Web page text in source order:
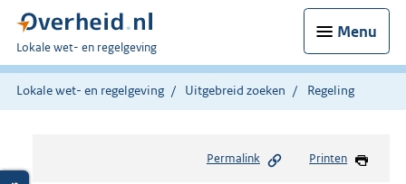
Menu
U
bent
hier:
Lokale wet- en regelgeving
Lokale wet- en regelgeving Uitgebreid zoeken Regeling
Permalink Printen